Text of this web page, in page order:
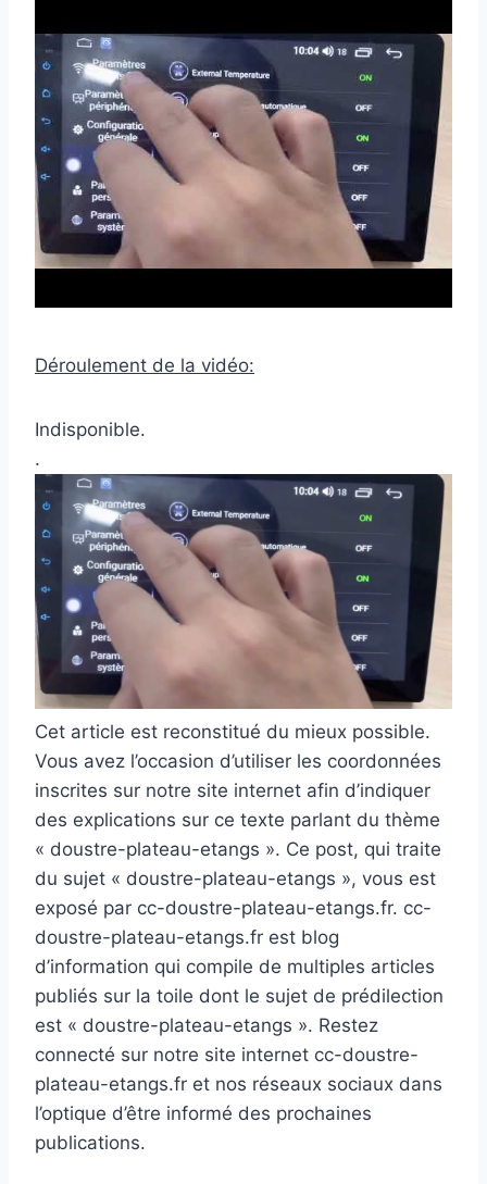
Déroulement de la vidéo:
Indisponible.
.
Cet article est reconstitué du mieux possible.
Vous avez l’occasion d’utiliser les coordonnées
inscrites sur notre site internet afin d’indiquer
des explications sur ce texte parlant du thème
« doustre-plateau-etangs ». Ce post, qui traite
du sujet « doustre-plateau-etangs », vous est
exposé par cc-doustre-plateau-etangs.fr. cc-
doustre-plateau-etangs.fr est blog
d’information qui compile de multiples articles
publiés sur la toile dont le sujet de prédilection
est « doustre-plateau-etangs ». Restez
connecté sur notre site internet cc-doustre-
plateau-etangs.fr et nos réseaux sociaux dans
l’optique d’être informé des prochaines
publications.